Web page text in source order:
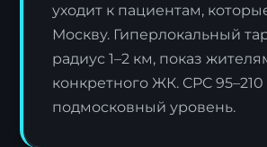
уходит к пациентам,
Москву. Гиперлокальный
радиус 1–2 км, показ
конкретного ЖК. CPC
подмосковный уровень.